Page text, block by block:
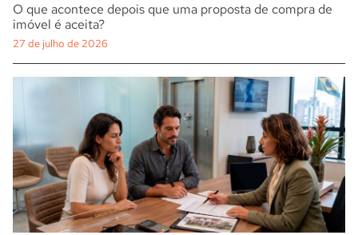
O que acontece depois que uma proposta de compra de
imóvel é aceita?
27 de julho de 2026